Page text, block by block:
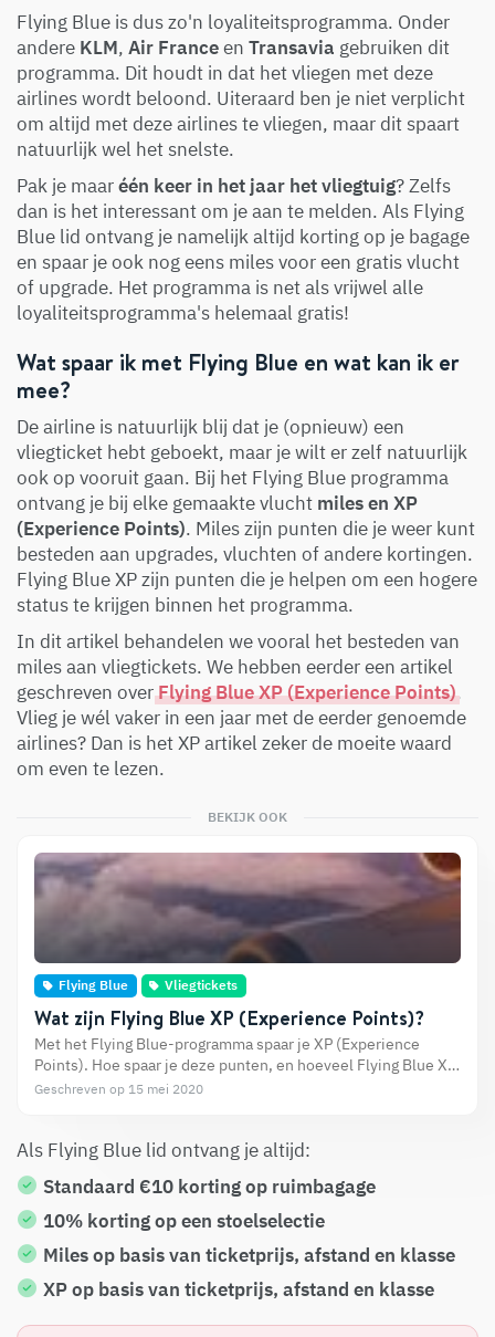
Flying Blue is dus zo'n loyaliteitsprogramma. Onder
andere KLM, Air Franceen Transavia gebruiken dit
programma. Dit houdt in dat het vliegen met deze
airlines wordt beloond. Uiteraard ben je niet verplicht
om altijd met deze airlines te vliegen, maar dit spaart
natuurlijk wel het snelste.
Pak je maaréén keer in het jaar het vliegtuig? Zelfs
dan is het interessant om je aan te melden. Als Flying
Blue lid ontvang je namelijk altijd korting op je bagage
en spaar je ook nog eens miles voor een gratis vlucht
of upgrade. Het programma is net als vrijwel alle
loyaliteitsprogramma's helemaal gratis!
Wat spaar ik met Flying Blue en wat kan ik er
mee?
De airline is natuurlijk blij dat je (opnieuw) een
vliegticket hebt geboekt, maar je wilt er zelf natuurlijk
ook op vooruit gaan. Bij het Flying Blue programma
ontvang je bij elke gemaakte vlucht miles en XP
(Experience Points). Miles zijn punten die je weer kunt
besteden aan upgrades, vluchten of andere kortingen.
Flying Blue XP zijn punten die je helpen om een hogere
status te krijgen binnen het programma.
In dit artikel behandelen we vooral het besteden van
miles aan vliegtickets. We hebben eerder een artikel
geschreven overFlying Blue XP (Experience Points).
Vlieg je wél vaker in een jaar met de eerder genoemde
airlines? Dan is het XP artikel zeker de moeite waard
om even te lezen.
BEKIJK OOK
Flying Blue Vliegtickets
Wat zijn Flying Blue XP (Experience Points)?
Met het Flying Blue-programma spaar je XP (Experience
Points). Hoe spaar je deze punten, en hoeveel Flying Blue XP
krijg je per vlucht?
Geschreven op 15 mei 2020
Als Flying Blue lid ontvang je altijd:
Standaard €10 korting op ruimbagage
10% korting op een stoelselectie
Miles op basis van ticketprijs, afstand en klasse
XP op basis van ticketprijs, afstand en klasse